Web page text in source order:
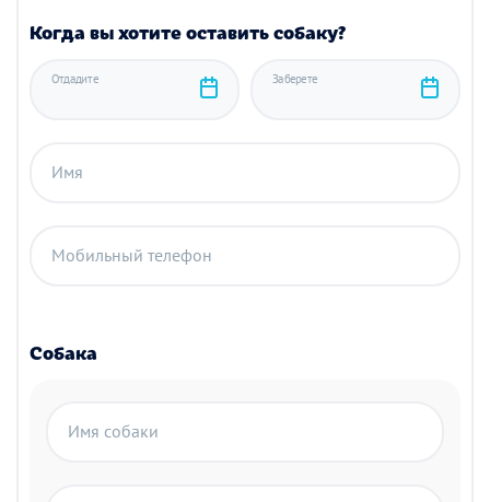
Когда вы хотите оставить собаку?
Отдадите Заберете
Имя
Мобильный телефон
Собака
Имя собаки